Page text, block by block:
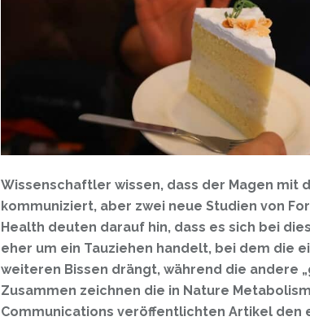
Wissenschaftler wissen, dass der Magen mit
kommuniziert, aber zwei neue Studien von
Health deuten darauf hin, dass es sich bei
eher um ein Tauziehen handelt, bei dem die
weiteren Bissen drängt, während die andere
Zusammen zeichnen die in Nature
Communications veröffentlichten Artikel den